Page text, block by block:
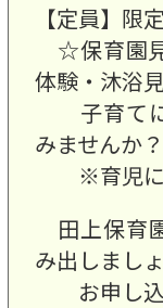
【定員】限
☆保育園
体験・沐浴
子育てに
みませんか？
※育児に
田上保育
み出しまし
お申し込